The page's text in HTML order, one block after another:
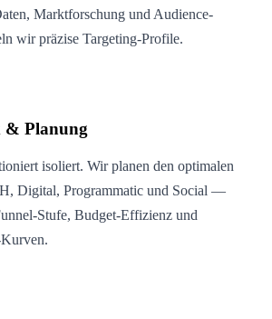
Marktforschung und Audience-
wir präzise Targeting-Profile.
& Planung
isoliert. Wir planen den optimalen
Digital, Programmatic und Social —
Stufe, Budget-Effizienz und